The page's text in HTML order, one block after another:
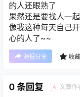
的人还眼熟了
果然还是要找人一
像我这种每天自己
心的人了~~
海报分享 收藏
0 条回复 A 文章作